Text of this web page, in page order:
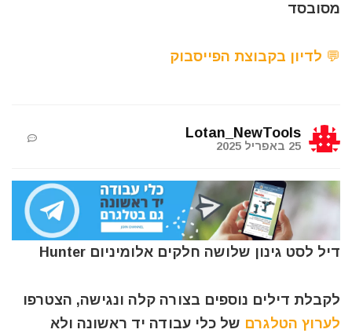
מסובסד
💬 לדיון בקבוצת הפייסבוק
Lotan_NewTools
25 באפריל 2025
דיל לסט גינון שלושה חלקים אלומיניום Hunter
לקבלת דילים נוספים בצורה קלה ונגישה, הצטרפו
לערוץ הטלגרם של כלי עבודה יד ראשונה ולא